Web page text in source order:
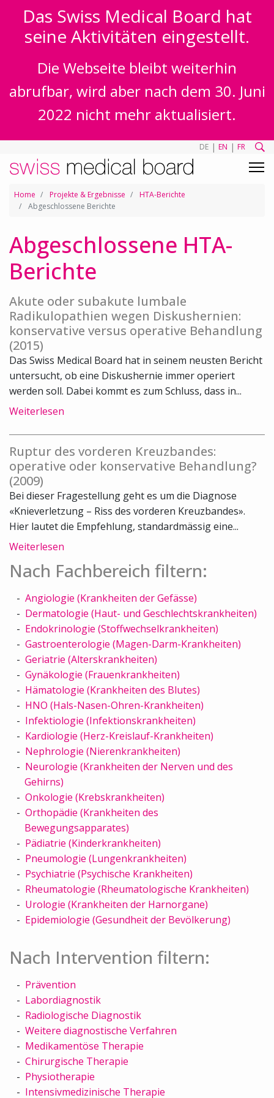
Das Swiss Medical Board hat
seine Aktivitäten eingestellt.
Die Webseite bleibt weiterhin
abrufbar, wird aber nach dem 30. Juni
2022 nicht mehr aktualisiert.
DE | EN | FR
Home Projekte & Ergebnisse
HTA-Berichte
Abgeschlossene Berichte
Abgeschlossene HTA-
Berichte
Akute oder subakute lumbale
Radikulopathien wegen Diskushernien:
konservative versus operative Behandlung
(2015)
Das Swiss Medical Board hat in seinem neusten Bericht
untersucht, ob eine Diskushernie immer operiert
werden soll. Dabei kommt es zum Schluss, dass in...
Weiterlesen
Ruptur des vorderen Kreuzbandes:
operative oder konservative Behandlung?
(2009)
Bei dieser Fragestellung geht es um die Diagnose
«Knieverletzung – Riss des vorderen Kreuzbandes».
Hier lautet die Empfehlung, standardmässig eine...
Weiterlesen
Nach Fachbereich filtern:
Angiologie (Krankheiten der Gefässe)
Dermatologie (Haut- und Geschlechtskrankheiten)
Endokrinologie (Stoffwechselkrankheiten)
Gastroenterologie (Magen-Darm-Krankheiten)
Geriatrie (Alterskrankheiten)
Gynäkologie (Frauenkrankheiten)
Hämatologie (Krankheiten des Blutes)
HNO (Hals-Nasen-Ohren-Krankheiten)
Infektiologie (Infektionskrankheiten)
Kardiologie (Herz-Kreislauf-Krankheiten)
Nephrologie (Nierenkrankheiten)
Neurologie (Krankheiten der Nerven und des
Gehirns)
Onkologie (Krebskrankheiten)
Orthopädie (Krankheiten des
Bewegungsapparates)
Pädiatrie (Kinderkrankheiten)
Pneumologie (Lungenkrankheiten)
Psychiatrie (Psychische Krankheiten)
Rheumatologie (Rheumatologische Krankheiten)
Urologie (Krankheiten der Harnorgane)
Epidemiologie (Gesundheit der Bevölkerung)
Nach Intervention filtern:
Prävention
Labordiagnostik
Radiologische Diagnostik
Weitere diagnostische Verfahren
Medikamentöse Therapie
Chirurgische Therapie
Physiotherapie
Intensivmedizinische Therapie